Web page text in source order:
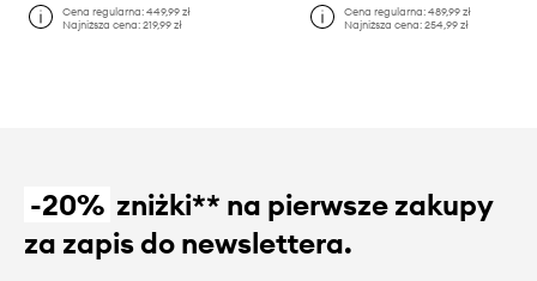
Cena regularna:449,99 zł
Najniższa cena:219,99 zł
Cena regularna: 489,99 zł
Najniższa cena: 254,99 zł
-20% zniżki** na pierwsze zakupy
za zapis do newslettera.